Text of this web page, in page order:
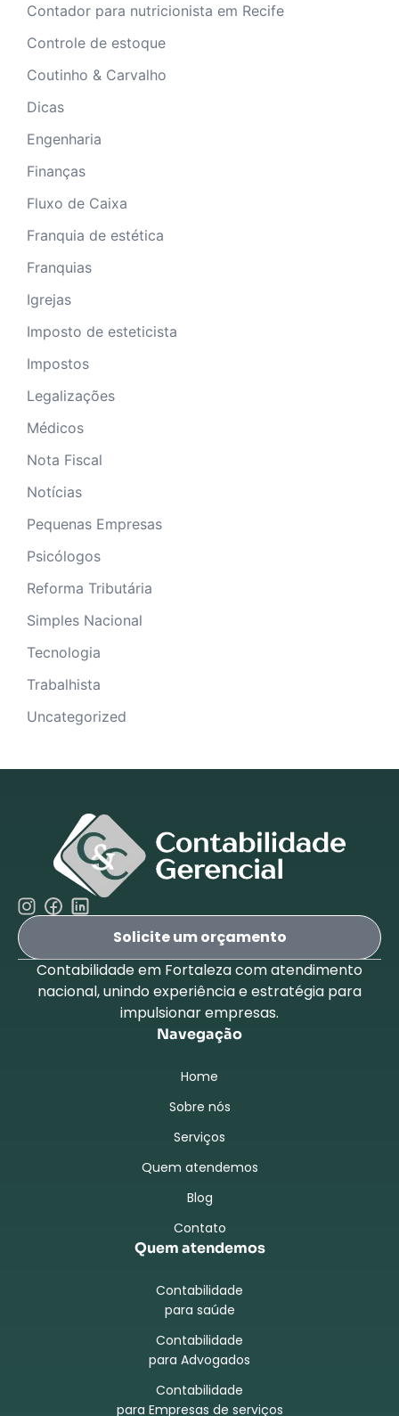
Contador para nutricionista em Recife
Controle de estoque
Coutinho & Carvalho
Dicas
Engenharia
Finanças
Fluxo de Caixa
Franquia de estética
Franquias
Igrejas
Imposto de esteticista
Impostos
Legalizações
Médicos
Nota Fiscal
Notícias
Pequenas Empresas
Psicólogos
Reforma Tributária
Simples Nacional
Tecnologia
Trabalhista
Uncategorized
Solicite um orçamento
Contabilidade em Fortaleza com atendimento
nacional, unindo experiência e estratégia para
impulsionar empresas.
Navegação
Home
Sobre nós
Serviços
Quem atendemos
Blog
Contato
Quem atendemos
Contabilidade
para saúde
Contabilidade
para Advogados
Contabilidade
para Empresas de serviços